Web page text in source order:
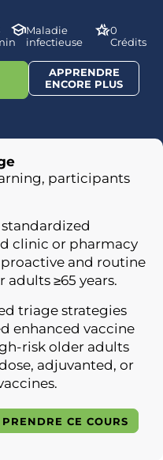
Maladie
infectieuse
0
Crédits
APPRENDRE
ENCORE PLUS
participants
standardized
clinic or pharmacy
and routine
≥65 years.
triage strategies
enhanced vaccine
risk older adults
adjuvanted, or
CE COURS